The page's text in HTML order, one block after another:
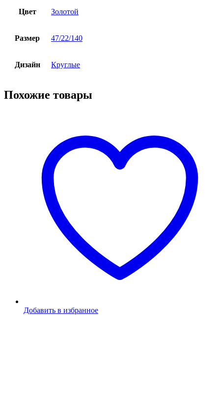
Цвет Золотой
Размер 47/22/140
Дизайн Круглые
Похожие товары
Добавить в избранное